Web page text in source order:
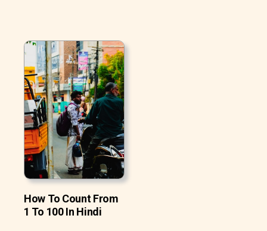
How To Count From
1 To 100 In Hindi